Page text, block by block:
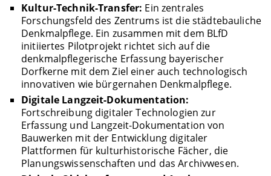
Kultur-Technik-Transfer: Ein zentrales
Forschungsfeld des Zentrums ist die städtebauliche
Denkmalpflege. Ein zusammen mit dem BLfD
initiiertes Pilotprojekt richtet sich auf die
denkmalpflegerische Erfassung bayerischer
Dorfkerne mit dem Ziel einer auch technologisch
innovativen wie bürgernahen Denkmalpflege.
Digitale Langzeit-Dokumentation:
Fortschreibung digitaler Technologien zur
Erfassung und Langzeit-Dokumentation von
Bauwerken mit der Entwicklung digitaler
Plattformen für kulturhistorische Fächer, die
Planungswissenschaften und das Archivwesen.